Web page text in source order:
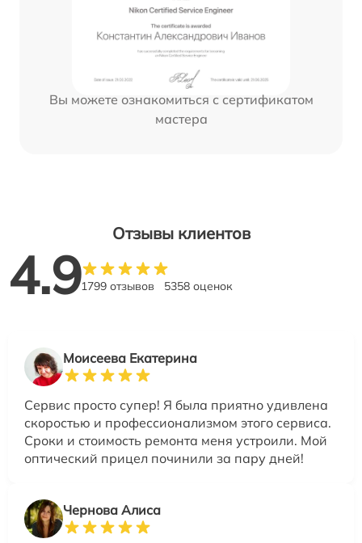
Вы можете ознакомиться с сертификатом
мастера
Отзывы клиентов
4.91799 отзывов 5358 оценок
Моисеева Екатерина
Сервис просто супер! Я была приятно удивлена
скоростью и профессионализмом этого сервиса.
Сроки и стоимость ремонта меня устроили. Мой
оптический прицел починили за пару дней!
Чернова Алиса